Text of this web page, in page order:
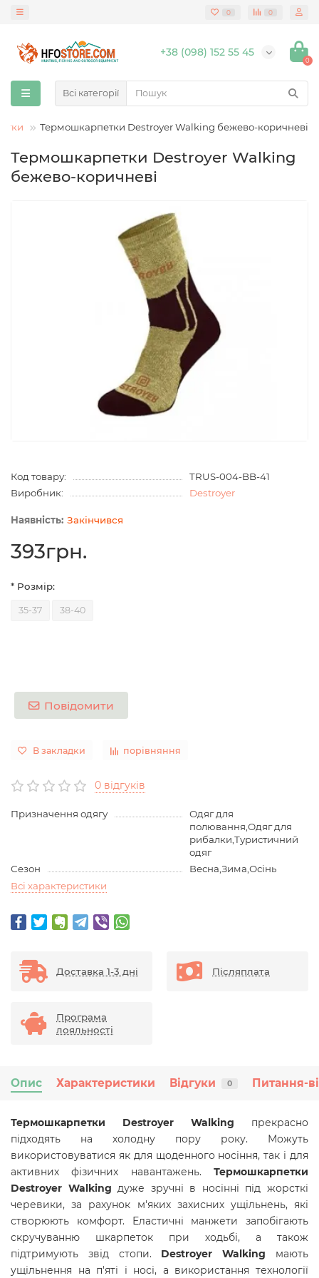
0 0
+38 (098) 152 55 45
0
Всі категорії
Термошкарпетки Destroyer Walking бежево-коричневі
Термошкарпетки Destroyer Walking
бежево-коричневі
Код товару:
TRUS-004-BB-41
Виробник:
Destroyer
Закінчився
393грн.
* Розмір:
35-37 38-40
Повідомити
В закладки порівняння
0 відгуків
Призначення одягу
Одяг для
полювання,Одяг для
рибалки,Туристичний
одяг
Сезон
Весна,Зима,Осінь
Всі характеристики
Доставка 1-3 дні Післяплата
Програма
лояльності
Опис Характеристики Відгуки 0 Питання-
Термошкарпетки Destroyer Walking прекрасно
підходять на холодну пору року. Можуть
використовуватися як для щоденного носіння, так і для
активних фізичних навантажень. Термошкарпетки
Destroyer Walking дуже зручні в носінні під жорсткі
черевики, за рахунок м'яких захисних ущільнень, які
створюють комфорт. Еластичні манжети запобігають
скручуванню шкарпеток при ходьбі, а також
підтримують звід стопи. Destroyer Walking мають
ущільнення на п'яті і носі, а використання технології